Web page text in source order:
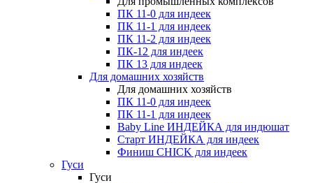
ПК 11-0 для индеек
ПК 11-1 для индеек
ПК 11-2 для индеек
ПК-12 для индеек
ПК 13 для индеек
Для домашних хозяйств
Для домашних хозяйств
ПК 11-0 для индеек
ПК 11-1 для индеек
Baby Line ИНДЕЙКА для индюшат
Старт ИНДЕЙКА для индеек
Финиш CHICK для индеек
Гуси
Гуси